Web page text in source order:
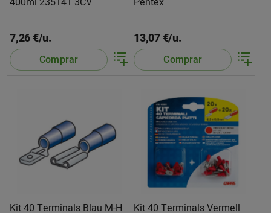
7,26 €/u.
Comprar
13,07 €/u.
Comprar
Kit 40 Terminals Blau M-H
Kit 40 Terminals Vermell